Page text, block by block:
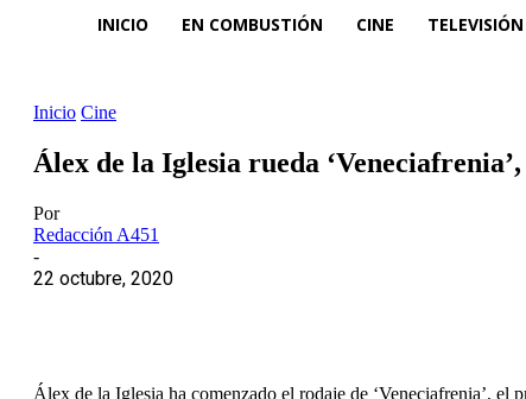
INICIO EN COMBUSTIÓN CINE TELEVISIÓN
Inicio Cine
Álex de la Iglesia rueda
Por
Redacción A451
-
22 octubre, 2020
Álex de la Iglesia ha comenzado el rodaje de ‘Veneciafrenia’, el